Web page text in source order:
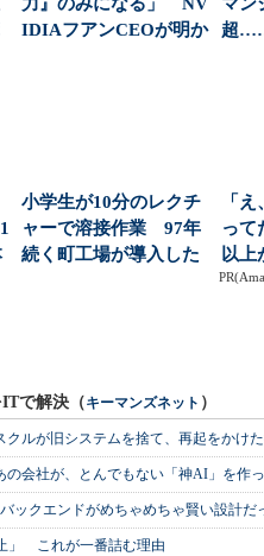
IDIAフアンCEOが明か
超
小学生が10分のレクチ
ャーで溶接作業 97年
続く町工場が導入した
「
って
以上
onの
で解決（キーマンズネット ）
クルが旧システムを捨て、再起をかけ
の会社が、とんでもない「神AI」を作
バックエンドがめちゃめちゃ賢い設計だ
」 これが一番詰む理由